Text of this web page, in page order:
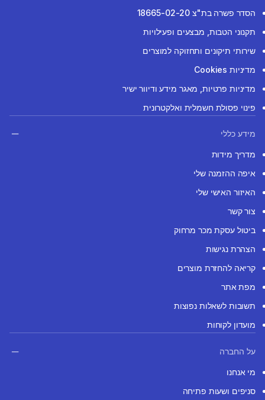
הסדר פשרה בת"צ 18665-02-20
תקנוני הטבות, מבצעים ופעילויות
שירותי תיקונים ותחזוקה למוצרים
מדיניות Cookies
מדיניות פרטיות, מאגר מידע ודיוור ישיר
פינוי פסולת חשמלית ואלקטרונית
מידע כללי
מדריך מידות
איפה ההזמנה שלי
האיזור האישי שלי
צור קשר
ביטול עסקת מכר מרחוק
הצהרת נגישות
קריאה להחזרת מוצרים
מפת אתר
תשובות לשאלות נפוצות
מועדון לקוחות
על החברה
מי אנחנו
סניפים ושעות פתיחה